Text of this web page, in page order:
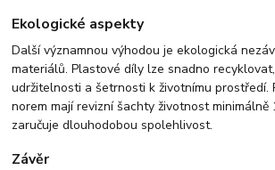
Ekologické aspekty
Další významnou výhodou je ekologická
materiálů. Plastové díly lze snadno
udržitelnosti a šetrnosti k životnímu prostředí.
norem mají revizní šachty životnost minimálně
zaručuje dlouhodobou spolehlivost.
Závěr